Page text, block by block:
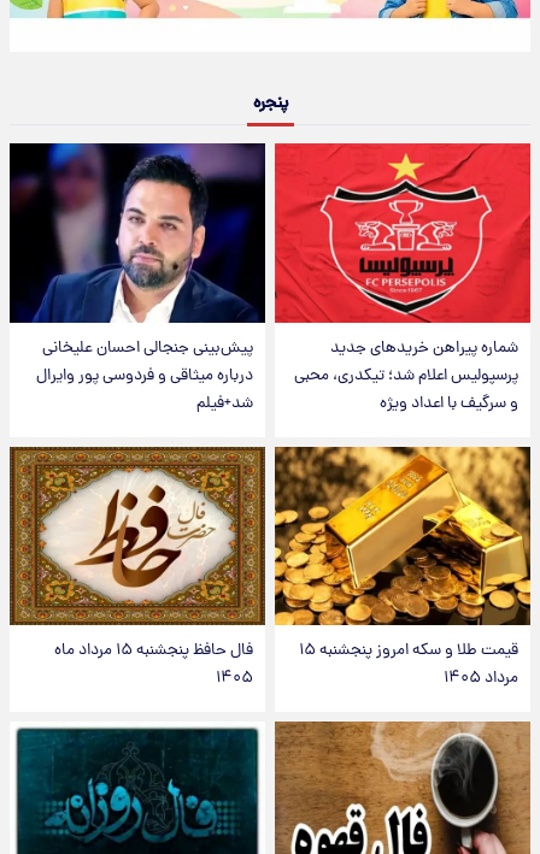
پنجره
شماره پیراهن خریدهای جدید
پرسپولیس اعلام شد؛ تیکدری، محبی
و سرگیف با اعداد ویژه
پیش‌بینی جنجالی احسان علیخانی
درباره میثاقی و فردوسی پور وایرال
شد+فیلم
قیمت طلا و سکه امروز پنجشنبه ۱۵
مرداد ۱۴۰۵
فال حافظ پنجشنبه ۱۵ مرداد ماه
۱۴۰۵